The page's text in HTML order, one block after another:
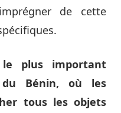
de cette
plus important
Bénin, où les
tous les objets